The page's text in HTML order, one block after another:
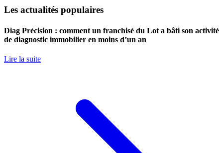
Les actualités populaires
Diag Précision : comment un franchisé du Lot a bâti son activité
de diagnostic immobilier en moins d’un an
Lire la suite